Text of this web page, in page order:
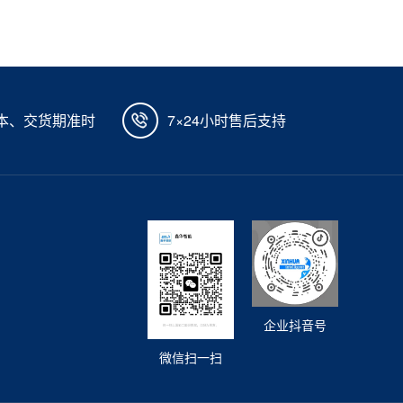
、交货期准时 7×24小时售后支持
企业抖音号
微信扫一扫